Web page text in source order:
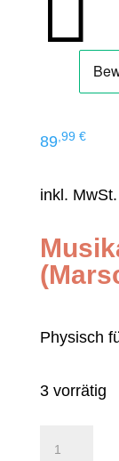
89 ,99 €
inkl.
Physisch
3 vorrätig